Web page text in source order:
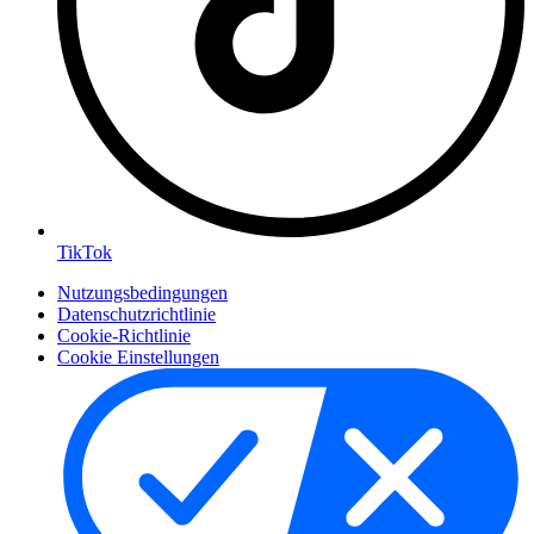
TikTok
Nutzungsbedingungen
Datenschutzrichtlinie
Cookie-Richtlinie
Cookie Einstellungen